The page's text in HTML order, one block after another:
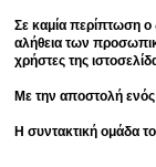
Σε καμία περίπτωση ο
αλήθεια των
χρήστες της
Με την αποστολή
Η συντακτική ομάδα